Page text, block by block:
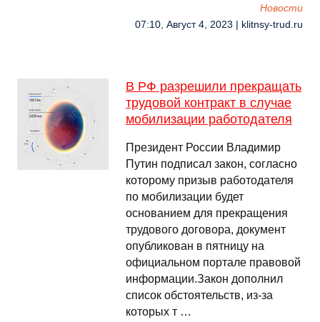
Новости
07:10, Август 4, 2023 | klitnsy-trud.ru
В РФ разрешили прекращать
трудовой контракт в случае
мобилизации работодателя
Президент России Владимир
Путин подписал закон, согласно
которому призыв работодателя
по мобилизации будет
основанием для прекращения
трудового договора, документ
опубликован в пятницу на
официальном портале правовой
информации.Закон дополнил
список обстоятельств, из-за
которых т …